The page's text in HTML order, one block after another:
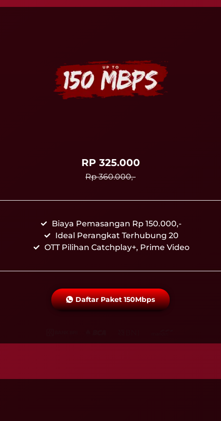
RP 325.000
Rp 360.000,-
Biaya Pemasangan Rp 150.000,-
Ideal Perangkat Terhubung 20
OTT Pilihan Catchplay+, Prime Video
Daftar Paket 150Mbps